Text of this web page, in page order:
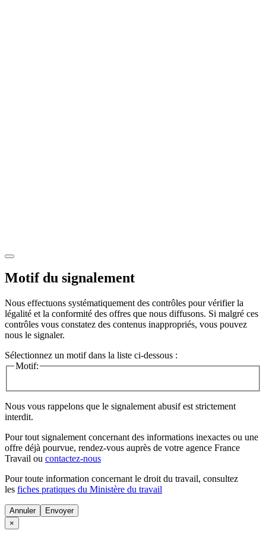
Motif du signalement
Nous effectuons systématiquement des contrôles pour vérifier la
légalité et la conformité des offres que nous diffusons. Si malgré ces
contrôles vous constatez des contenus inappropriés, vous pouvez
nous le signaler.
Sélectionnez un motif dans la liste ci-dessous :
Motif:
Nous vous rappelons que le signalement abusif est strictement
interdit.
Pour tout signalement concernant des informations inexactes ou une
offre déjà pourvue, rendez-vous auprès de votre agence France
Travail ou contactez-nous
Pour toute information concernant le droit du travail, consultez
les fiches pratiques du Ministère du travail
Annuler
×